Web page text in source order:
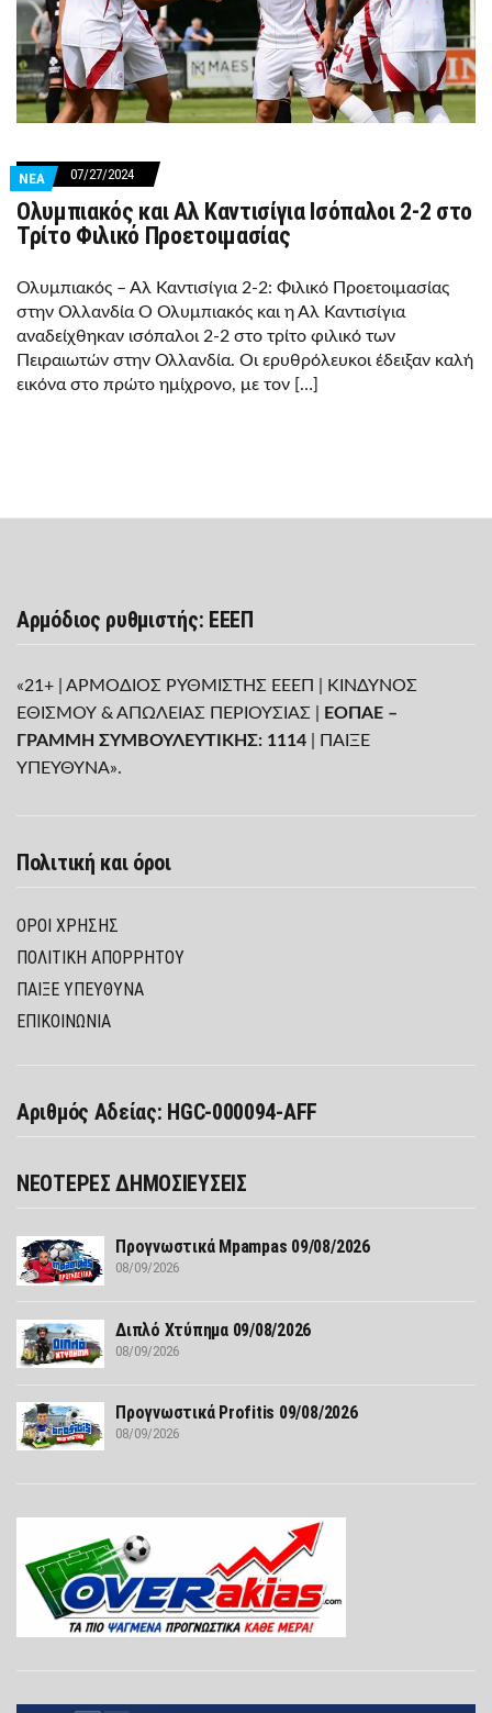
ΝΕΑ 07/27/2024
Ολυμπιακός και Αλ Καντισίγια Ισόπαλοι 2-2 στο
Τρίτο Φιλικό Προετοιμασίας
Ολυμπιακός – Αλ Καντισίγια 2-2: Φιλικό Προετοιμασίας
στην Ολλανδία Ο Ολυμπιακός και η Αλ Καντισίγια
αναδείχθηκαν ισόπαλοι 2-2 στο τρίτο φιλικό των
Πειραιωτών στην Ολλανδία. Οι ερυθρόλευκοι έδειξαν καλή
εικόνα στο πρώτο ημίχρονο, με τον […]
Αρμόδιος ρυθμιστής: ΕΕΕΠ
«21+ | ΑΡΜΟΔΙΟΣ ΡΥΘΜΙΣΤΗΣ ΕΕΕΠ | ΚΙΝΔΥΝΟΣ
ΕΘΙΣΜΟΥ & ΑΠΩΛΕΙΑΣ ΠΕΡΙΟΥΣΙΑΣ |
ΕΟΠΑΕ –
ΓΡΑΜΜΗ ΣΥΜΒΟΥΛΕΥΤΙΚΗΣ: 1114 | ΠΑΙΞΕ
ΥΠΕΥΘΥΝΑ».
Πολιτική και όροι
ΌΡΟΙ ΧΡΉΣΗΣ
ΠΟΛΙΤΙΚΉ ΑΠΟΡΡΉΤΟΥ
ΠΑΊΞΕ ΥΠΕΎΘΥΝΑ
ΕΠΙΚΟΙΝΩΝΙΑ
Αριθμός Αδείας: HGC-000094-AFF
ΝΕΟΤΕΡΕΣ ΔΗΜΟΣΙΕΥΣΕΙΣ
Προγνωστικά Mpampas 09/08/2026
08/09/2026
Διπλό Χτύπημα 09/08/2026
08/09/2026
Προγνωστικά Profitis 09/08/2026
08/09/2026